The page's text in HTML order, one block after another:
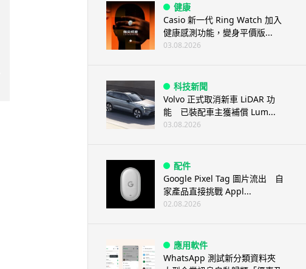
健康
Casio 新一代 Ring Watch 加入
健康感測功能，變身平價版...
03.08.2026
科技新聞
Volvo 正式取消新車 LiDAR 功
能 已裝配車主獲補償 Lum...
03.08.2026
配件
Google Pixel Tag 圖片流出 自
家產品直接挑戰 Appl...
02.08.2026
應用軟件
WhatsApp 測試新分類資料夾